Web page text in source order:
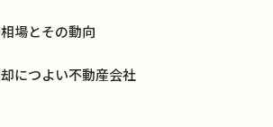
場とその動向
につよい不動産会社